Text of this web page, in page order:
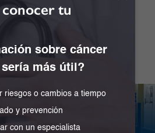
7 días de la semana.
Colina
tu
sobre cáncer
más útil?
riesgos o cambios a tiempo
y prevención
con un especialista